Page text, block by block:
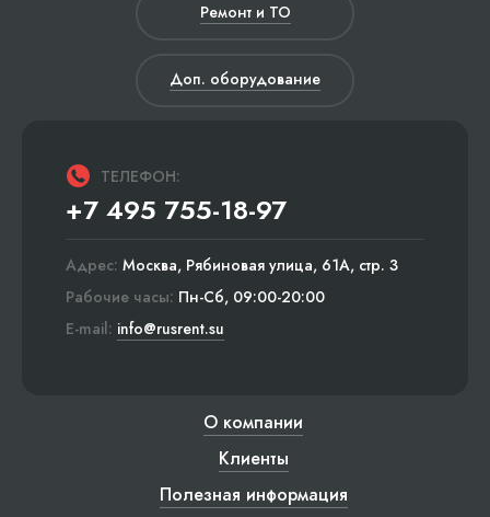
Ремонт и ТО
Доп. оборудование
ТЕЛЕФОН:
+7 495 755-18-97
Адрес: Москва, Рябиновая улица, 61А, стр. 3
Рабочие часы: Пн-Сб, 09:00-20:00
E-mail: info@rusrent.su
О компании
Клиенты
Полезная информация